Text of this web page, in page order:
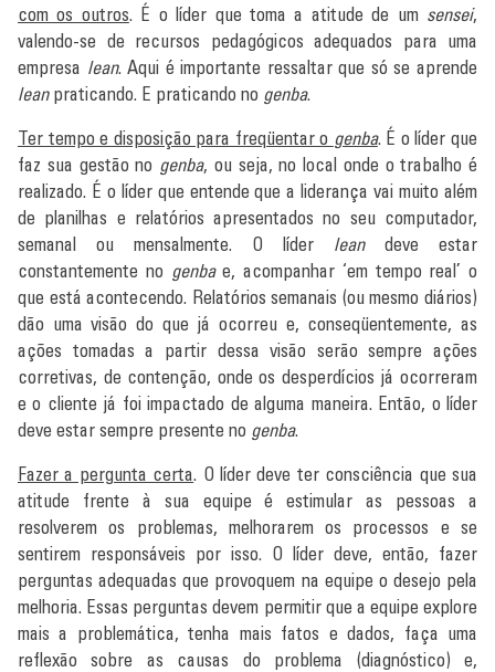
com os outros. É o líder que toma a atitude de um sensei,
valendo-se de recursos pedagógicos adequados para uma
empresa lean. Aqui é importante ressaltar que só se aprende
leanpraticando. E praticando no genba.
Ter tempo e disposição para freqüentar o genba. É o líder que
faz sua gestão no genba, ou seja, no local onde o trabalho é
realizado. É o líder que entende que a liderança vai muito além
de planilhas e relatórios apresentados no seu computador,
semanal ou mensalmente. O líder leandeve estar
constantemente no genbae, acompanhar ‘em tempo real’ o
que está acontecendo. Relatórios semanais (ou mesmo diários)
dão uma visão do que já ocorreu e, conseqüentemente, as
ações tomadas a partir dessa visão serão sempre ações
corretivas, de contenção, onde os desperdícios já ocorreram
e o cliente já foi impactado de alguma maneira. Então, o líder
deve estar sempre presente no genba.
Fazer a pergunta certa. O líder deve ter consciência que sua
atitude frente à sua equipe é estimular as pessoas a
resolverem os problemas, melhorarem os processos e se
sentirem responsáveis por isso. O líder deve, então, fazer
perguntas adequadas que provoquem na equipe o desejo pela
melhoria. Essas perguntas devem permitir que a equipe explore
mais a problemática, tenha mais fatos e dados, faça uma
reflexão sobre as causas do problema (diagnóstico) e,